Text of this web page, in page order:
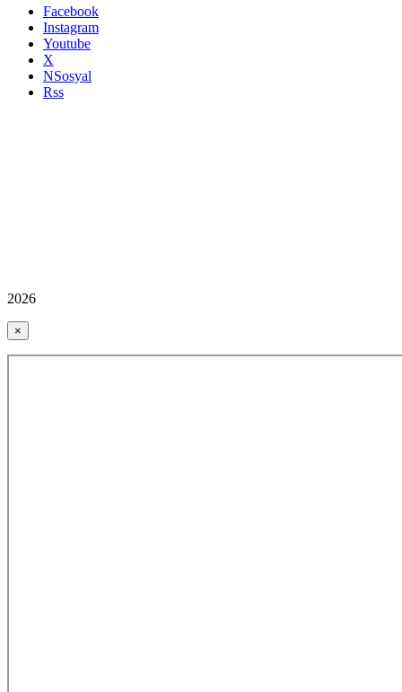
Facebook
Instagram
Youtube
X
NSosyal
Rss
2026
×